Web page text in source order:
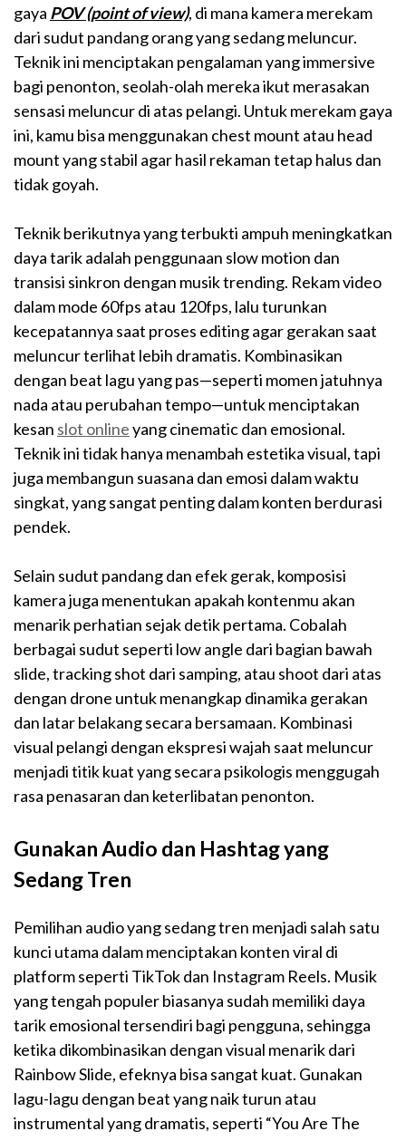
gaya POV (point of view), di mana kamera merekam
dari sudut pandang orang yang sedang meluncur.
Teknik ini menciptakan pengalaman yang immersive
bagi penonton, seolah-olah mereka ikut merasakan
sensasi meluncur di atas pelangi. Untuk merekam gaya
ini, kamu bisa menggunakan chest mount atau head
mount yang stabil agar hasil rekaman tetap halus dan
tidak goyah.
Teknik berikutnya yang terbukti ampuh meningkatkan
daya tarik adalah penggunaan slow motion dan
transisi sinkron dengan musik trending. Rekam video
dalam mode 60fps atau 120fps, lalu turunkan
kecepatannya saat proses editing agar gerakan saat
meluncur terlihat lebih dramatis. Kombinasikan
dengan beat lagu yang pas—seperti momen jatuhnya
nada atau perubahan tempo—untuk menciptakan
kesan slot onlineyang cinematic dan emosional.
Teknik ini tidak hanya menambah estetika visual, tapi
juga membangun suasana dan emosi dalam waktu
singkat, yang sangat penting dalam konten berdurasi
pendek.
Selain sudut pandang dan efek gerak, komposisi
kamera juga menentukan apakah kontenmu akan
menarik perhatian sejak detik pertama. Cobalah
berbagai sudut seperti low angle dari bagian bawah
slide, tracking shot dari samping, atau shoot dari atas
dengan drone untuk menangkap dinamika gerakan
dan latar belakang secara bersamaan. Kombinasi
visual pelangi dengan ekspresi wajah saat meluncur
menjadi titik kuat yang secara psikologis menggugah
rasa penasaran dan keterlibatan penonton.
Gunakan Audio dan Hashtag yang
Sedang Tren
Pemilihan audio yang sedang tren menjadi salah satu
kunci utama dalam menciptakan konten viral di
platform seperti TikTok dan Instagram Reels. Musik
yang tengah populer biasanya sudah memiliki daya
tarik emosional tersendiri bagi pengguna, sehingga
ketika dikombinasikan dengan visual menarik dari
Rainbow Slide, efeknya bisa sangat kuat. Gunakan
lagu-lagu dengan beat yang naik turun atau
instrumental yang dramatis, seperti “You Are The